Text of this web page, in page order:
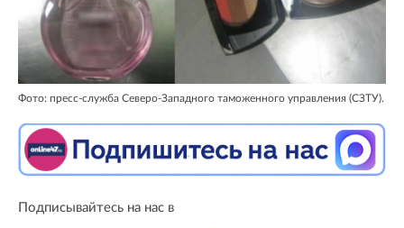
Фото: пресс-служба Северо-Западного таможенного управления (СЗТУ).
Подписывайтесь на нас в